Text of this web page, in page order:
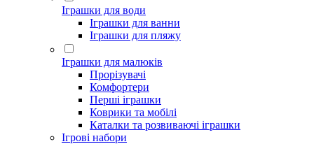
Іграшки для води
Іграшки для ванни
Іграшки для пляжу
Іграшки для малюків
Прорізувачі
Комфортери
Перші іграшки
Коврики та мобілі
Каталки та розвиваючі іграшки
Ігрові набори